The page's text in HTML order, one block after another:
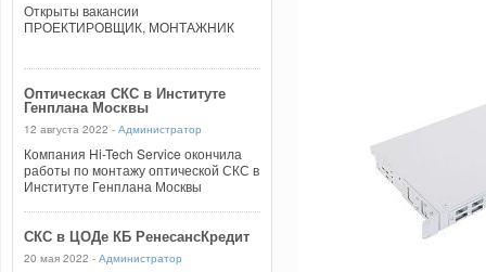
Открыты вакансии
ПРОЕКТИРОВЩИК, МОНТАЖНИК
Оптическая СКС в Институте
Генплана Москвы
12 августа 2022 - Администратор
Компания Hi-Tech Service окончила
работы по монтажу оптической СКС в
Институте Генплана Москвы
СКС в ЦОДе КБ РенесансКредит
20 мая 2022 - Администратор